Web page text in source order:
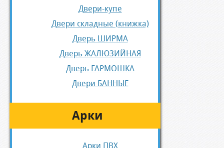
Двери-купе
Двери складные (книжка)
Дверь ШИРМА
Дверь ЖАЛЮЗИЙНАЯ
Дверь ГАРМОШКА
Двери БАННЫЕ
Арки
Арки ПВХ